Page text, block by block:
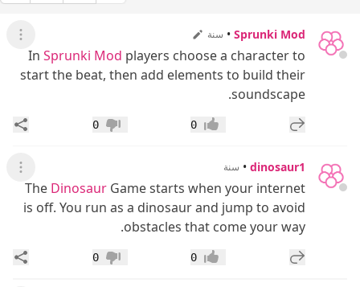
Sprunki Mod
• سنة عرض
In Sprunki Mod players choose a character to
start the beat, then add elements to build their
soundscape.
إضافة رد جديد إعجاب0 عدم إعجاب
0
dinosaur1
• سنة عرض
The Dinosaur Game starts when your internet
is off. You run as a dinosaur and jump to avoid
obstacles that come your way.
إضافة رد جديد إعجاب0 عدم إعجاب
0